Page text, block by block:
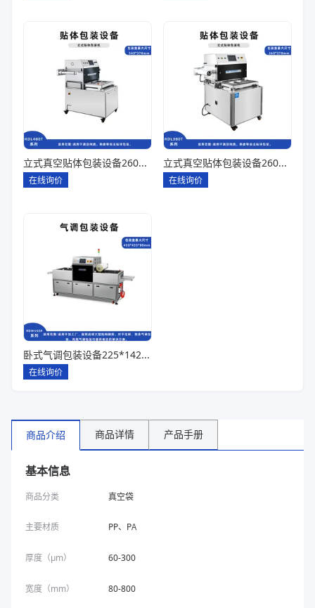
立式真空贴体包装设备260*180一出四
在线询价
立式真空贴体包装设备260*180一出二
在线询价
卧式气调包装设备225*142*80一出六
在线询价
商品介绍 商品详情 产品手册
基本信息
商品分类 真空袋
主要材质 PP、PA
厚度（μm） 60-300
宽度（mm） 80-800